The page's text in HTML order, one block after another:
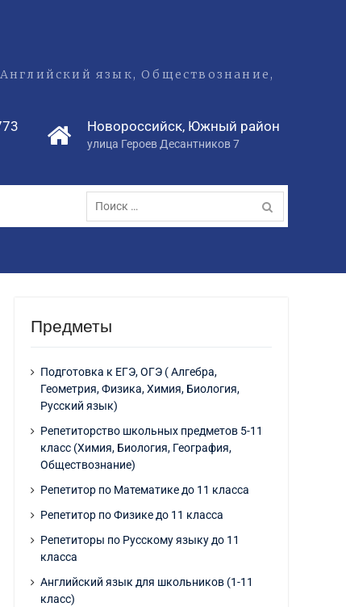
язык, Обществознание,
Новороссийск, Южный район
улица Героев Десантников 7
Предметы
Подготовка к ЕГЭ, ОГЭ ( Алгебра,
Геометрия, Физика, Химия, Биология,
Русский язык)
Репетиторство школьных предметов 5-11
класс (Химия, Биология, География,
Обществознание)
Репетитор по Математике до 11 класса
Репетитор по Физике до 11 класса
Репетиторы по Русскому языку до 11
класса
Английский язык для школьников (1-11
класс)